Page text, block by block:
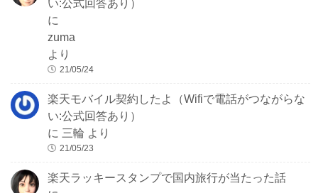
い:公式回答あり）
に
zuma
より
21/05/24
楽天モバイル契約したよ（Wifiで電話がつながらな
い:公式回答あり）
に三輪 より
21/05/23
楽天ラッキースタンプで国内旅行が当たった話